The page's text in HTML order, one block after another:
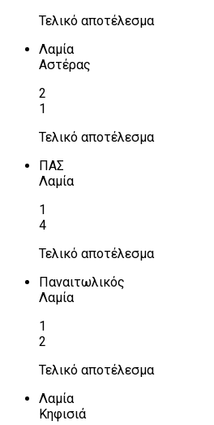
Τελικό αποτέλεσμα
Λαμία
Αστέρας
2
1
Τελικό αποτέλεσμα
ΠΑΣ
Λαμία
1
4
Τελικό αποτέλεσμα
Παναιτωλικός
Λαμία
1
2
Τελικό αποτέλεσμα
Λαμία
Κηφισιά